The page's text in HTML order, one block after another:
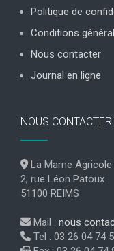
Politique de
Conditions
Nous contacter
Journal en ligne
NOUS CONTACTER
La Marne Agricole
2, rue Léon Patoux
51100 REIMS
Mail : nous
Tel : 03 26 04 74